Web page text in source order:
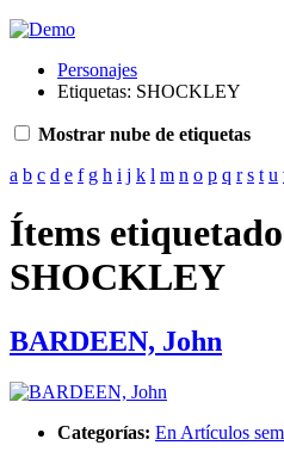
Personajes
Etiquetas: SHOCKLEY
Mostrar nube de etiquetas
a b c d e f g h i j k l m n o p q r s t u
Ítems
SHOCKLEY
BARDEEN, John
Categorías: En Artículos